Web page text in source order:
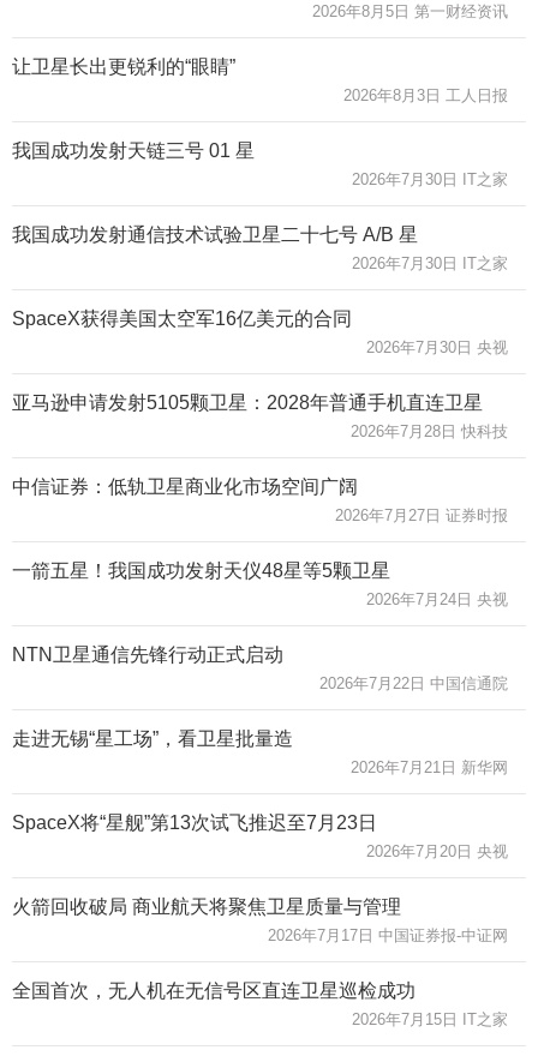
2026年8月5日 第一财经资讯
让卫星长出更锐利的“眼睛”
2026年8月3日 工人日报
我国成功发射天链三号 01 星
2026年7月30日 IT之家
我国成功发射通信技术试验卫星二十七号 A/B 星
2026年7月30日 IT之家
SpaceX获得美国太空军16亿美元的合同
2026年7月30日 央视
亚马逊申请发射5105颗卫星：2028年普通手机直连卫星
2026年7月28日 快科技
中信证券：低轨卫星商业化市场空间广阔
2026年7月27日 证券时报
一箭五星！我国成功发射天仪48星等5颗卫星
2026年7月24日 央视
NTN卫星通信先锋行动正式启动
2026年7月22日 中国信通院
走进无锡“星工场”，看卫星批量造
2026年7月21日 新华网
SpaceX将“星舰”第13次试飞推迟至7月23日
2026年7月20日 央视
火箭回收破局 商业航天将聚焦卫星质量与管理
2026年7月17日 中国证券报-中证网
全国首次，无人机在无信号区直连卫星巡检成功
2026年7月15日 IT之家